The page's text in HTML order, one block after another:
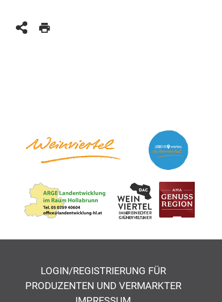
LOGIN/REGISTRIERUNG FÜR
PRODUZENTEN UND VERMARKTER